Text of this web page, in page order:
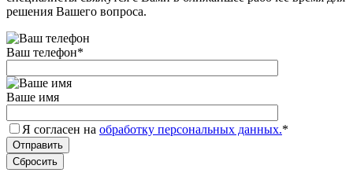
решения Вашего вопроса.
Ваш телефон*
Ваше имя
Я согласен на обработку персональных данных.*